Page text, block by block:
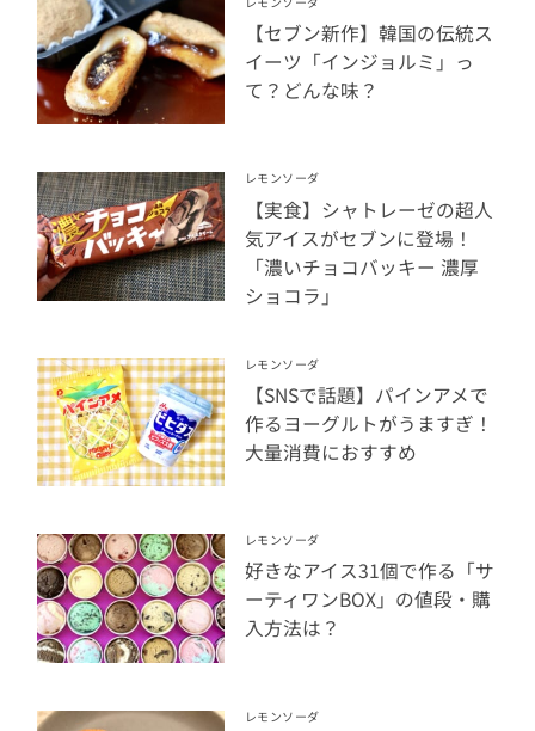
【セブン新作】韓国の伝統ス
イーツ「インジョルミ」っ
て？どんな味？
レモンソーダ
【実食】シャトレーゼの超人
気アイスがセブンに登場！
「濃いチョコバッキー 濃厚
ショコラ」
レモンソーダ
【SNSで話題】パインアメで
作るヨーグルトがうますぎ！
大量消費におすすめ
レモンソーダ
好きなアイス31個で作る「サ
ーティワンBOX」の値段・購
入方法は？
レモンソーダ